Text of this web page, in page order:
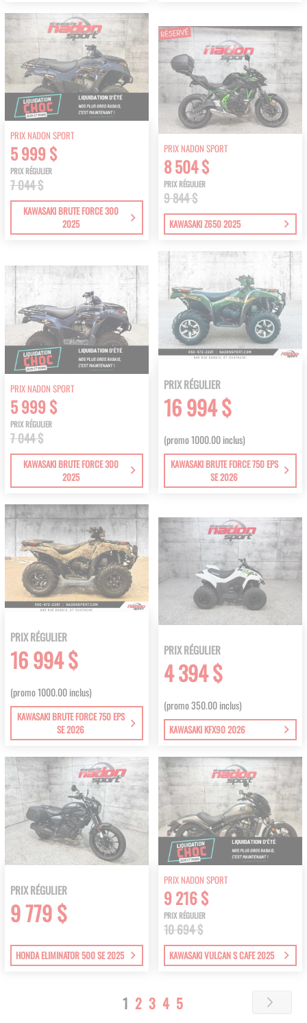
PRIX NADON SPORT
5 999 $
PRIX RÉGULIER
7 044 $
KAWASAKI BRUTE FORCE 300
2025
PRIX NADON SPORT
8 504 $
PRIX RÉGULIER
9 844 $
KAWASAKI Z650 2025
PRIX NADON SPORT
5 999 $
PRIX RÉGULIER
7 044 $
KAWASAKI BRUTE FORCE 300
2025
PRIX RÉGULIER
16 994 $
(promo 1000.00 inclus)
KAWASAKI BRUTE FORCE 750 EPS
SE 2026
PRIX RÉGULIER
16 994 $
(promo 1000.00 inclus)
KAWASAKI BRUTE FORCE 750 EPS
SE 2026
PRIX RÉGULIER
4 394 $
(promo 350.00 inclus)
KAWASAKI KFX90 2026
PRIX RÉGULIER
9 779 $
HONDA ELIMINATOR 500 SE 2025
PRIX NADON SPORT
9 216 $
PRIX RÉGULIER
10 694 $
KAWASAKI VULCAN S CAFE 2025
Page
You're
1 Page
2 Page
3 Page
4 Page
5